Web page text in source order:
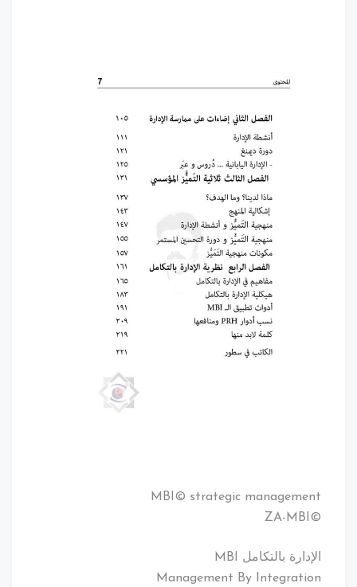
MBI© strategic management
©ZA-MBI
الإدارة بالتكامل MBI
Management By Integration